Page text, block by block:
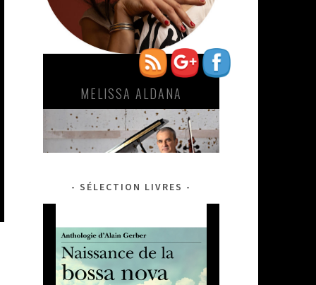
VINCENT SEGAL-ROBERTO
FONSECA
SÉLECTION LIVRES
replique">